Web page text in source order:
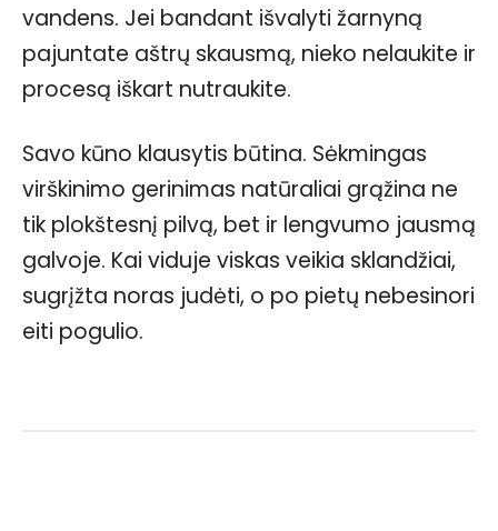
vandens. Jei bandant išvalyti žarnyną
pajuntate aštrų skausmą, nieko nelaukite ir
procesą iškart nutraukite.
Savo kūno klausytis būtina. Sėkmingas
virškinimo gerinimas natūraliai grąžina ne
tik plokštesnį pilvą, bet ir lengvumo jausmą
galvoje. Kai viduje viskas veikia sklandžiai,
sugrįžta noras judėti, o po pietų nebesinori
eiti pogulio.